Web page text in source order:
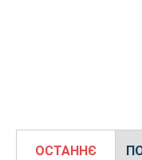
ОСТАННЄ